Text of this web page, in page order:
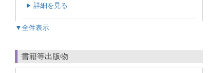
▶ 詳細を見る
▼全件表示
書籍等出版物